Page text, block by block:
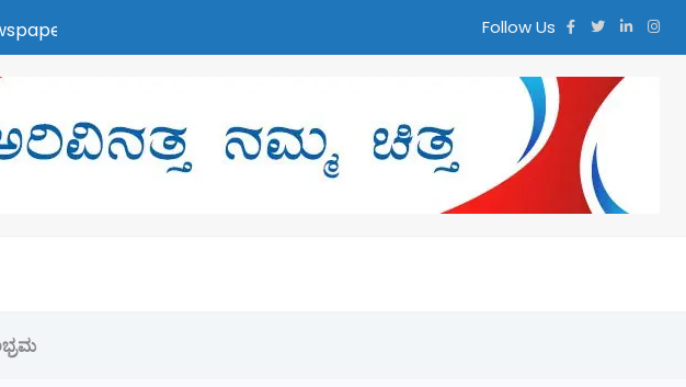
ನಮ್ಮ ಚಿತ್ತ Follow Us